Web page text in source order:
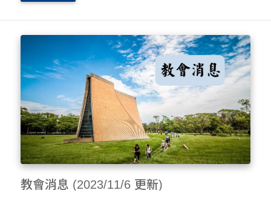
教會消息 (2023/11/6 更新)